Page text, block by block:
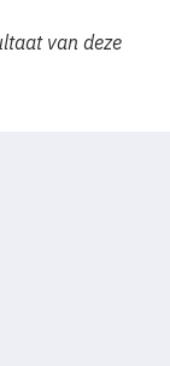
van deze